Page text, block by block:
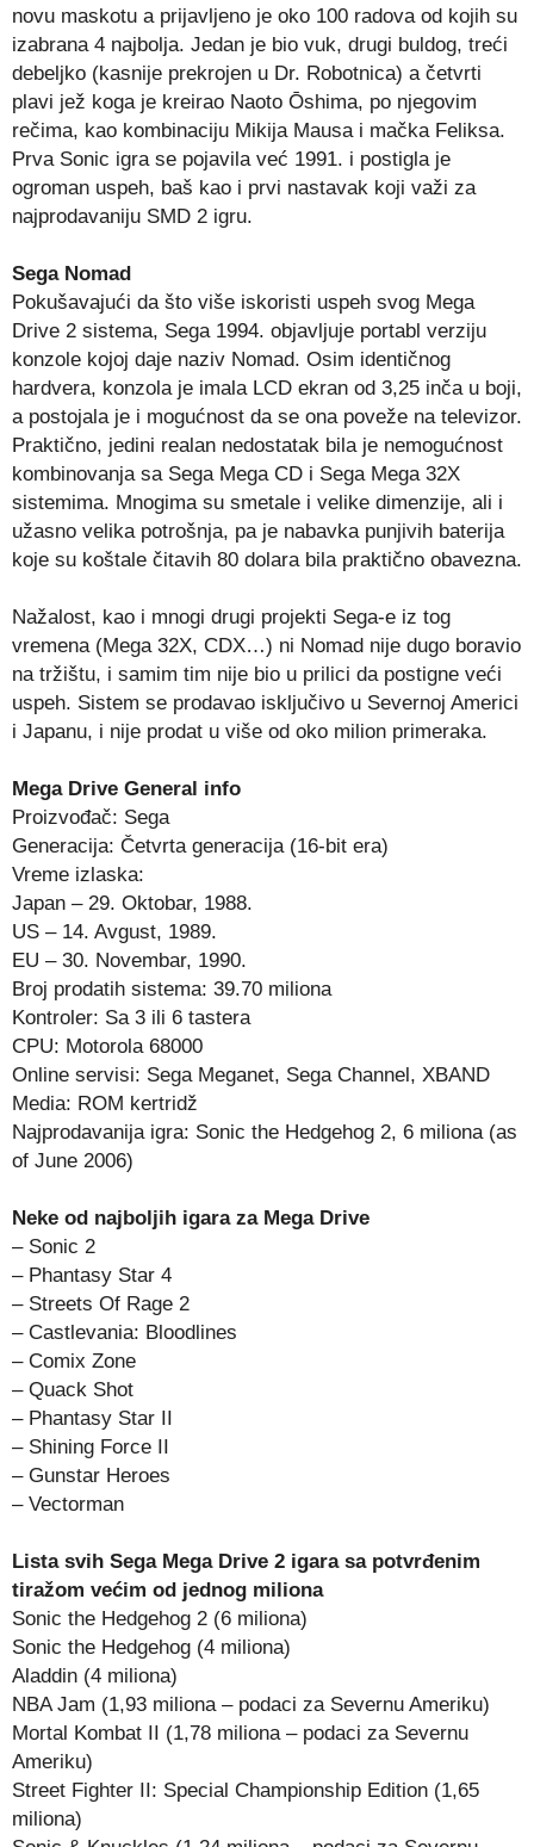
novu maskotu a prijavljeno je oko 100 radova od kojih su
izabrana 4 najbolja. Jedan je bio vuk, drugi buldog, treći
debeljko (kasnije prekrojen u Dr. Robotnica) a četvrti
plavi jež koga je kreirao Naoto Ōshima, po njegovim
rečima, kao kombinaciju Mikija Mausa i mačka Feliksa.
Prva Sonic igra se pojavila već 1991. i postigla je
ogroman uspeh, baš kao i prvi nastavak koji važi za
najprodavaniju SMD 2 igru.
Sega Nomad
Pokušavajući da što više iskoristi uspeh svog Mega
Drive 2 sistema, Sega 1994. objavljuje portabl verziju
konzole kojoj daje naziv Nomad. Osim identičnog
hardvera, konzola je imala LCD ekran od 3,25 inča u boji,
a postojala je i mogućnost da se ona poveže na televizor.
Praktično, jedini realan nedostatak bila je nemogućnost
kombinovanja sa Sega Mega CD i Sega Mega 32X
sistemima. Mnogima su smetale i velike dimenzije, ali i
užasno velika potrošnja, pa je nabavka punjivih baterija
koje su koštale čitavih 80 dolara bila praktično obavezna.
Nažalost, kao i mnogi drugi projekti Sega-e iz tog
vremena (Mega 32X, CDX…) ni Nomad nije dugo boravio
na tržištu, i samim tim nije bio u prilici da postigne veći
uspeh. Sistem se prodavao isključivo u Severnoj Americi
i Japanu, i nije prodat u više od oko milion primeraka.
Mega Drive General info
Proizvođač: Sega
Generacija: Četvrta generacija (16-bit era)
Vreme izlaska:
Japan – 29. Oktobar, 1988.
US – 14. Avgust, 1989.
EU – 30. Novembar, 1990.
Broj prodatih sistema: 39.70 miliona
Kontroler: Sa 3 ili 6 tastera
CPU: Motorola 68000
Online servisi: Sega Meganet, Sega Channel, XBAND
Media: ROM kertridž
Najprodavanija igra: Sonic the Hedgehog 2, 6 miliona (as
of June 2006)
Neke od najboljih igara za Mega Drive
– Sonic 2
– Phantasy Star 4
– Streets Of Rage 2
– Castlevania: Bloodlines
– Comix Zone
– Quack Shot
– Phantasy Star II
– Shining Force II
– Gunstar Heroes
– Vectorman
Lista svih Sega Mega Drive 2 igara sa potvrđenim
tiražom većim od jednog miliona
Sonic the Hedgehog 2 (6 miliona)
Sonic the Hedgehog (4 miliona)
Aladdin (4 miliona)
NBA Jam (1,93 miliona – podaci za Severnu Ameriku)
Mortal Kombat II (1,78 miliona – podaci za Severnu
Ameriku)
Street Fighter II: Special Championship Edition (1,65
miliona)